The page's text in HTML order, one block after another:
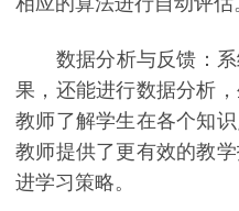
数据分析与反馈：系
果，还能进行数据分析
教师了解学生在各个知
教师提供了更有效的教
进学习策略。